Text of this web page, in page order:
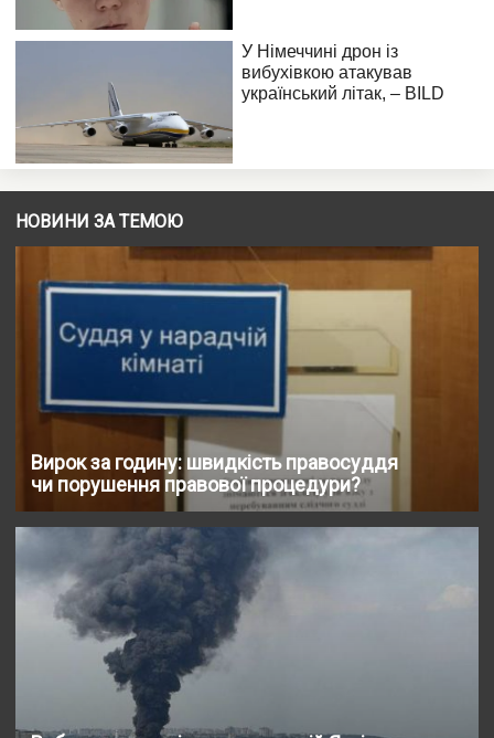
НОВИНИ ЗА ТЕМОЮ
Вирок за годину: швидкість правосуддя
чи порушення правової процедури?